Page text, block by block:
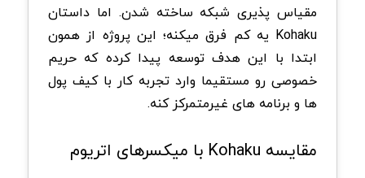
مقیاس پذیری شبکه ساخته شدن. اما داستان
Kohaku یه کم فرق میکنه؛ این پروژه از همون
ابتدا با این هدف توسعه پیدا کرده که حریم
خصوصی رو مستقیما وارد تجربه کار با کیف پول
ها و برنامه های غیرمتمرکز کنه.
مقایسه Kohaku با میکسرهای اتریوم